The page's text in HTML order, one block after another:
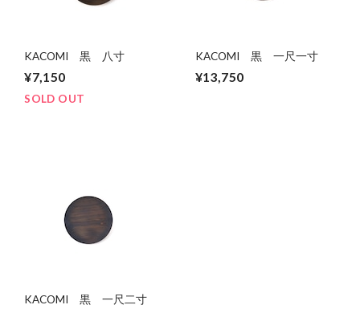
KACOMI 黒 八寸
¥7,150
SOLD OUT
KACOMI 黒 一尺一寸
¥13,750
KACOMI 黒 一尺二寸